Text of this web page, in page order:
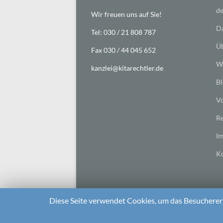
Wir freuen uns auf Sie!
Tel: 030 / 21 808 787
Fax 030 / 44 045 652
kanzlei@kitarechtler.de
Diese Seite verwendet Cookies, um das